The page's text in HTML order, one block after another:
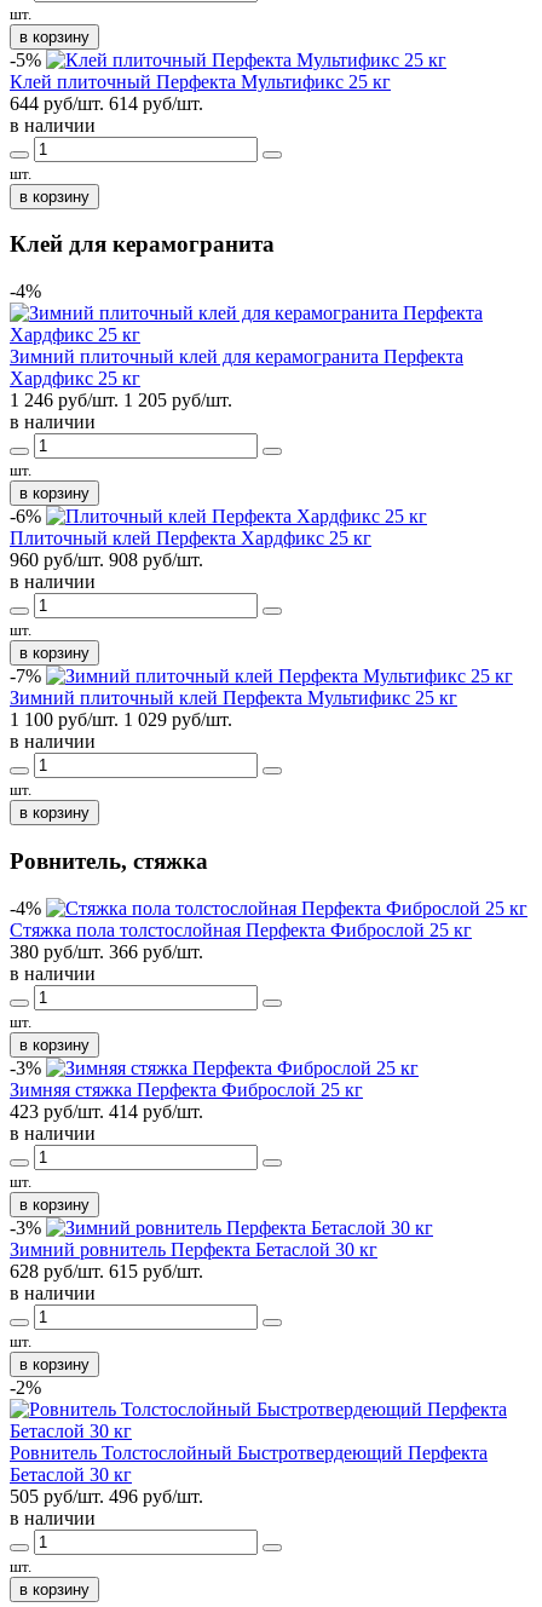
шт.
в корзину
-5%
Клей плиточный Перфекта Мультификс 25 кг
644 руб/шт. 614 руб/шт.
в наличии
шт.
в корзину
Клей для керамогранита
-4%
Зимний плиточный клей для керамогранита Перфекта
Хардфикс 25 кг
1 246 руб/шт. 1 205 руб/шт.
в наличии
шт.
в корзину
-6%
Плиточный клей Перфекта Хардфикс 25 кг
960 руб/шт. 908 руб/шт.
в наличии
шт.
в корзину
-7%
Зимний плиточный клей Перфекта Мультификс 25 кг
1 100 руб/шт. 1 029 руб/шт.
в наличии
шт.
в корзину
Ровнитель, стяжка
-4%
Стяжка пола толстослойная Перфекта Фиброслой 25 кг
380 руб/шт. 366 руб/шт.
в наличии
шт.
в корзину
-3%
Зимняя стяжка Перфекта Фиброслой 25 кг
423 руб/шт. 414 руб/шт.
в наличии
шт.
в корзину
-3%
Зимний ровнитель Перфекта Бетаслой 30 кг
628 руб/шт. 615 руб/шт.
в наличии
шт.
в корзину
-2%
Ровнитель Толстослойный Быстротвердеющий Перфекта
Бетаслой 30 кг
505 руб/шт. 496 руб/шт.
в наличии
шт.
в корзину